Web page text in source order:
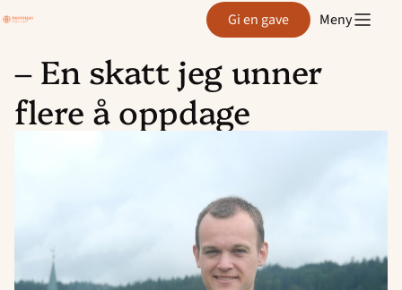
Hopp
til
innhold
Agder Gi en gave Meny
– En skatt jeg unner
flere å oppdage